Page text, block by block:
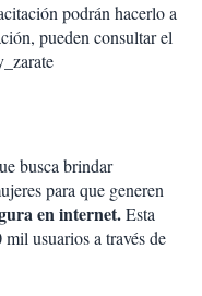
podrán hacerlo a
pueden consultar el
busca brindar
para que generen
en internet.Esta
usuarios a través de